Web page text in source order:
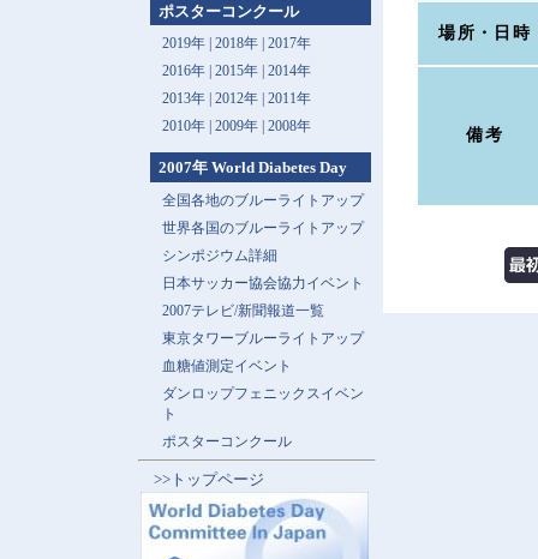
場所・日時
備考
ポスターコンクール
2019年 | 2018年 | 2017年
2016年 | 2015年 | 2014年
2013年 | 2012年 | 2011年
2010年 | 2009年 | 2008年
2007年 World Diabetes Day
全国各地のブルーライトアップ
世界各国のブルーライトアップ
シンポジウム詳細
日本サッカー協会協力イベント
2007テレビ/新聞報道一覧
東京タワーブルーライトアップ
血糖値測定イベント
ダンロップフェニックスイベン
ト
ポスターコンクール
>>トップページ